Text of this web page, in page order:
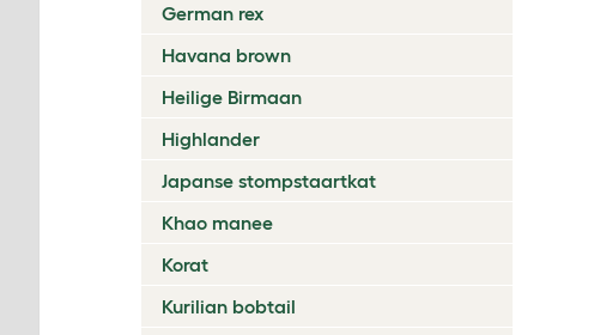
German rex
Havana brown
Heilige Birmaan
Highlander
Japanse stompstaartkat
Khao manee
Korat
Kurilian bobtail